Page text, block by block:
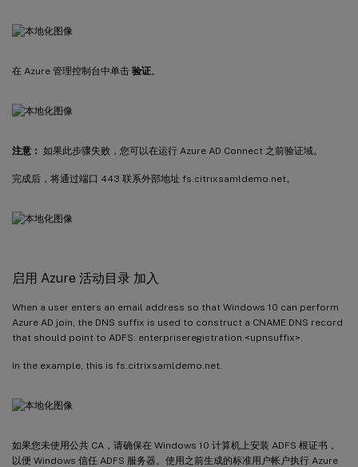
在 Azure 管理控制台中单击 验证。
注意： 如果此步骤失败，您可以在运行 Azure AD Connect 之前验证域。
完成后，将通过端口 443 联系外部地址 fs.citrixsamldemo.net。
启用 Azure 活动目录 加入
When a user enters an email address so that Windows 10 can perform
Azure AD join, the DNS suffix is used to construct a CNAME DNS record
that should point to ADFS: enterpriseregistration.<upnsuffix>.
In the example, this is fs.citrixsamldemo.net.
如果您未使用公共 CA，请确保在 Windows 10 计算机上安装 ADFS 根证书，
以便 Windows 信任 ADFS 服务器。使用之前生成的标准用户帐户执行 Azure